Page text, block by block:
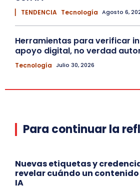
▏ TENDENCIA Tecnología Agosto 6,
Herramientas para verificar
apoyo digital, no verdad
Tecnología Julio 30, 2026
Para continuar la
Nuevas etiquetas y
revelar cuándo un
IA